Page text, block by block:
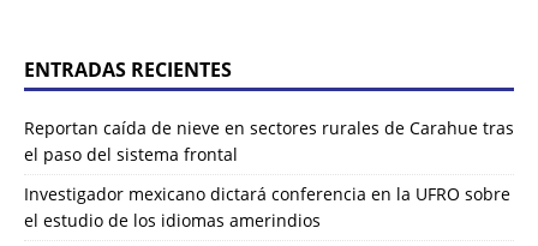
ENTRADAS RECIENTES
Reportan caída de nieve en sectores rurales de Carahue tras
el paso del sistema frontal
Investigador mexicano dictará conferencia en la UFRO sobre
el estudio de los idiomas amerindios